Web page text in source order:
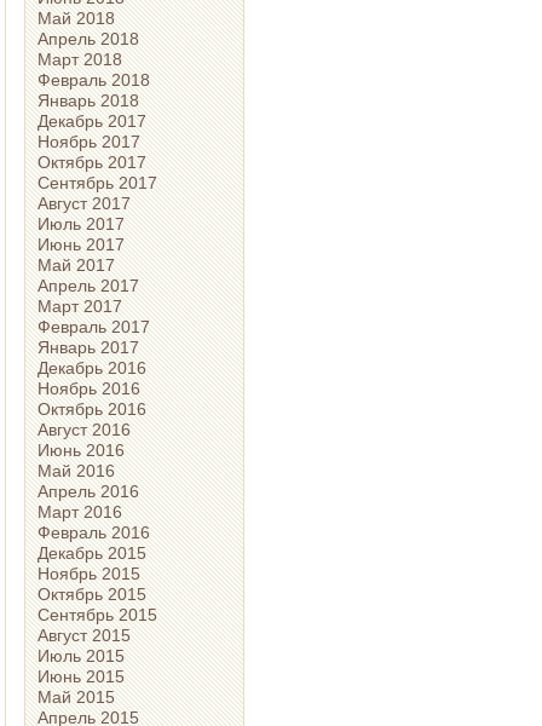
Май 2018
Апрель 2018
Март 2018
Февраль 2018
Январь 2018
Декабрь 2017
Ноябрь 2017
Октябрь 2017
Сентябрь 2017
Август 2017
Июль 2017
Июнь 2017
Май 2017
Апрель 2017
Март 2017
Февраль 2017
Январь 2017
Декабрь 2016
Ноябрь 2016
Октябрь 2016
Август 2016
Июнь 2016
Май 2016
Апрель 2016
Март 2016
Февраль 2016
Декабрь 2015
Ноябрь 2015
Октябрь 2015
Сентябрь 2015
Август 2015
Июль 2015
Июнь 2015
Май 2015
Апрель 2015